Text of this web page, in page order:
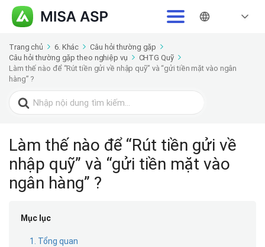
Trang chủ 6. Khác
Câu hỏi thường gặp
Câu hỏi thường gặp theo nghiệp vụ
CHTG Quỹ
Làm thế nào để “Rút tiền gửi về nhập quỹ” và “gửi tiền mặt vào ngân
hàng” ?
Search
for:
Làm thế nào để “Rút tiền gửi về
nhập quỹ” và “gửi tiền mặt vào
ngân hàng” ?
Mục lục
1. Tổng quan